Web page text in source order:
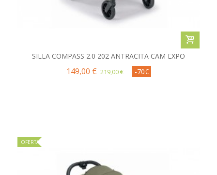
SILLA COMPASS 2.0 202 ANTRACITA CAM EXPO
149,00 € 219,00 € -70€
OFERTA